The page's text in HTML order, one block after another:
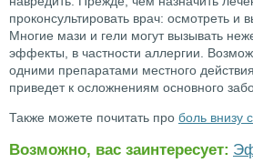
проконсультировать врач: осмотреть и
Многие мази и гели могут вызывать
эффекты, в частности аллергии.
одними препаратами местного
приведет к осложнениям основного
Также можете почитать про боль внизу
Возможно, вас заинтересует: